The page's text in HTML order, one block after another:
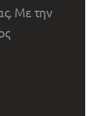
Με την